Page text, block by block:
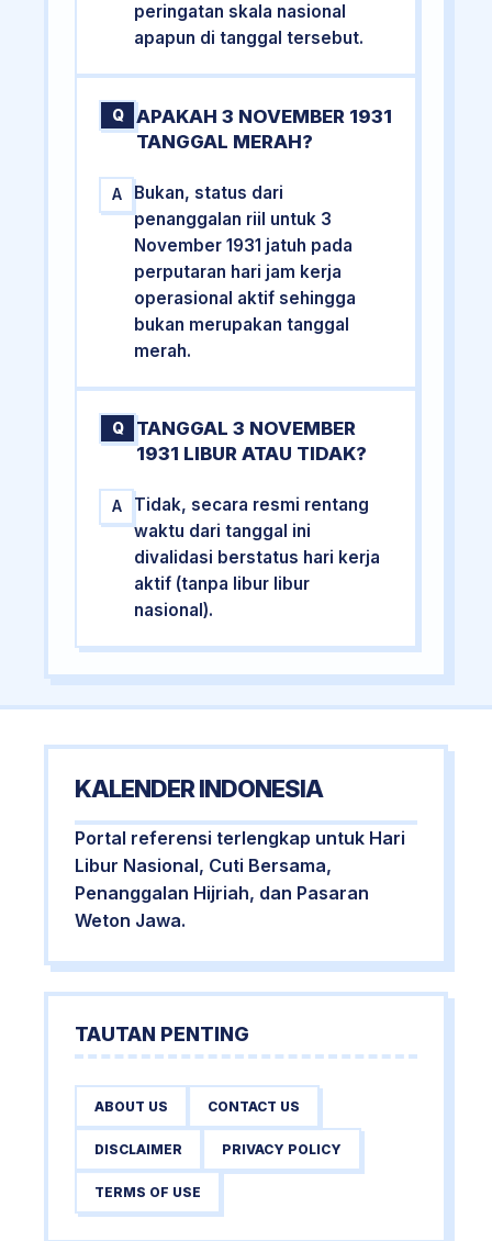
peringatan skala nasional
apapun di tanggal tersebut.
Q
APAKAH 3 NOVEMBER 1931
TANGGAL MERAH?
A
Bukan, status dari
penanggalan riil untuk 3
November 1931 jatuh pada
perputaran hari jam kerja
operasional aktif sehingga
bukan merupakan tanggal
merah.
Q
TANGGAL 3 NOVEMBER
1931 LIBUR ATAU TIDAK?
A
Tidak, secara resmi rentang
waktu dari tanggal ini
divalidasi berstatus hari kerja
aktif (tanpa libur libur
nasional).
KALENDER INDONESIA
Portal referensi terlengkap untuk Hari
Libur Nasional, Cuti Bersama,
Penanggalan Hijriah, dan Pasaran
Weton Jawa.
TAUTAN PENTING
ABOUT US CONTACT US
DISCLAIMER PRIVACY POLICY
TERMS OF USE